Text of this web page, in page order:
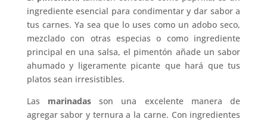
ingrediente esencial para condimentar y dar sabor a
tus carnes. Ya sea que lo uses como un adobo seco,
mezclado con otras especias o como ingrediente
principal en una salsa, el pimentón añade un sabor
ahumado y ligeramente picante que hará que tus
platos sean irresistibles.
Las marinadas son una excelente manera de
agregar sabor y ternura a la carne. Con ingredientes